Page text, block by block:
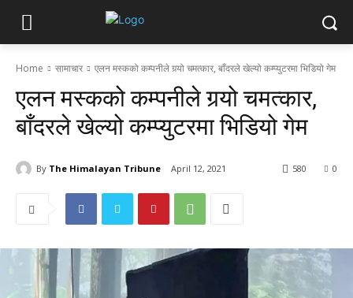
Home सामाचार एलन मस्कको कम्पनीले गर्‍यो चमत्कार, बाँदरले खेल्यो कम्प्युटरमा भिडियो गेम
एलन मस्कको कम्पनीले गर्‍यो चमत्कार,
बाँदरले खेल्यो कम्प्युटरमा भिडियो गेम
By The Himalayan Tribune April 12, 2021 0
580